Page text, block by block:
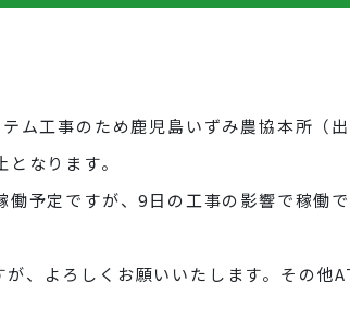
ム工事のため鹿児島いずみ農協本所（
なります。
働予定ですが、9日の工事の影響で稼働
、よろしくお願いいたします。その他